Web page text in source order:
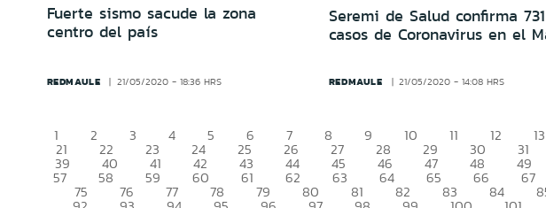
Fuerte sismo sacude la zona
centro del país
REDMAULE 21/05/2020 - 18:36 HRS
Seremi de Salud confirma 731
casos de Coronavirus en el
REDMAULE 21/05/2020 - 14:08 HRS
1 2 3 4 5 6 7 8 9 10 11 12 13
21 22 23 24 25 26 27 28 29 30 31
39 40 41 42 43 44 45 46 47 48 49
57 58 59 60 61 62 63 64 65 66 67
75 76 77 78 79 80 81 82 83 84